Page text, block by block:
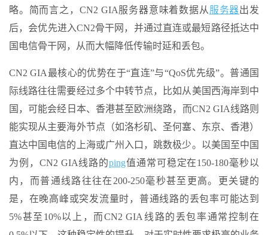
略。简而言之，CN2 GIA服务器意味着数据从 服务器出发
后，会优先进入CN2骨干网，并通过直连或最短路径抵达中
国电信骨干网，从而大幅降低传输时延和丢包。
CN2 GIA最核心的优势在于“直连”与“QoS优先级”。普通国
际线路往往需要经过多个中转节点，比如从美国西海岸到中
国，可能会经日本、香港甚至欧洲绕路，而CN2 GIA线路则
能实现从主要海外节点（如洛杉矶、圣何塞、东京、香港）
直达中国电信的上海或广州入口，跳数极少。以美国至中国
为例，CN2 GIA线路的ping值通常可稳定在150-180毫秒以
内，而普通线路往往在200-250毫秒甚至更高。更关键的
是，在晚高峰或突发流量时，普通线路的丢包率可能达到
5%甚至10%以上，而CN2 GIA线路的丢包率通常控制在